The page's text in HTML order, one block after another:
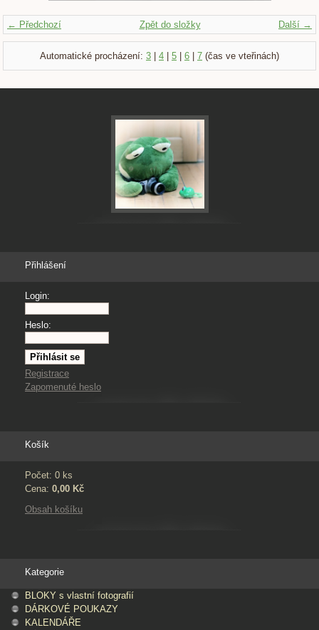
← Předchozí Další →
Zpět do složky
Automatické procházení: 3 4 5 6 7 (čas ve vteřinách)
Přihlášení
Login:
Heslo:
Registrace
Zapomenuté heslo
Košík
Počet: 0 ks
Cena: 0,00 Kč
Obsah košíku
Kategorie
BLOKY s vlastní fotografií
DÁRKOVÉ POUKAZY
KALENDÁŘE